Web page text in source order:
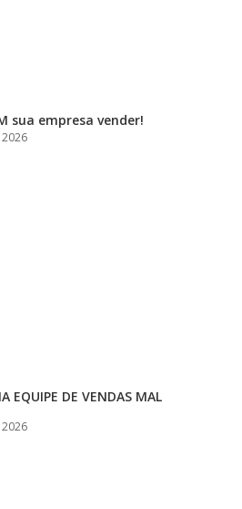
sua empresa vender!
EQUIPE DE VENDAS MAL